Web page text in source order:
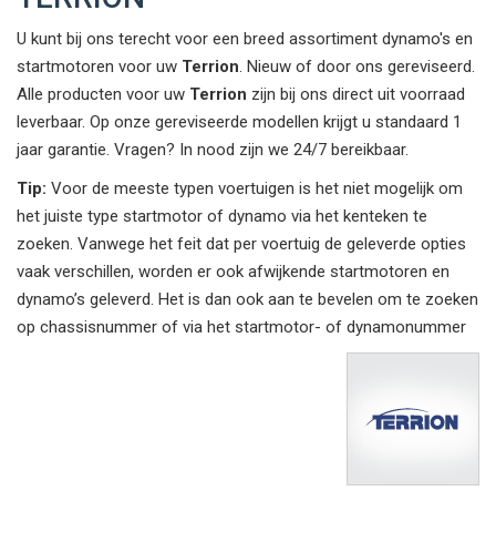
U kunt bij ons terecht voor een breed assortiment dynamo's en
startmotoren voor uw Terrion. Nieuw of door ons gereviseerd.
Alle producten voor uw Terrion zijn bij ons direct uit voorraad
leverbaar. Op onze gereviseerde modellen krijgt u standaard 1
jaar garantie. Vragen? In nood zijn we 24/7 bereikbaar.
Tip: Voor de meeste typen voertuigen is het niet mogelijk om
het juiste type startmotor of dynamo via het kenteken te
zoeken. Vanwege het feit dat per voertuig de geleverde opties
vaak verschillen, worden er ook afwijkende startmotoren en
dynamo’s geleverd. Het is dan ook aan te bevelen om te zoeken
op chassisnummer of via het startmotor- of dynamonummer